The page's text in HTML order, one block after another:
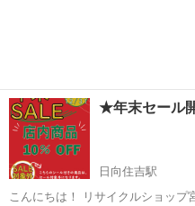
★年末セール
日向住吉駅
こんにちは！ リサイクルショップ宮崎屋です。 ＼